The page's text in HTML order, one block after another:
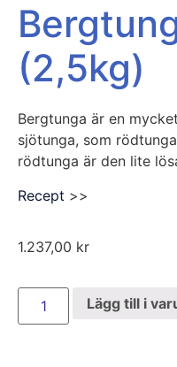
(2,5kg)
Bergtunga är en
sjötunga, som
rödtunga är den lite
Recept >>
1.237,00 kr
Lägg till i